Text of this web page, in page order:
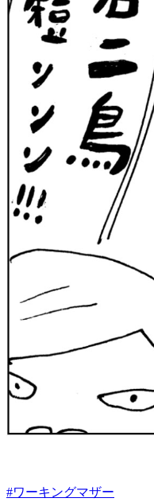
#ワーキングマザー